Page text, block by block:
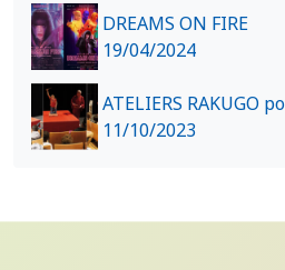
DREAMS ON FIRE
19/04/2024
ATELIERS RAKUGO
11/10/2023